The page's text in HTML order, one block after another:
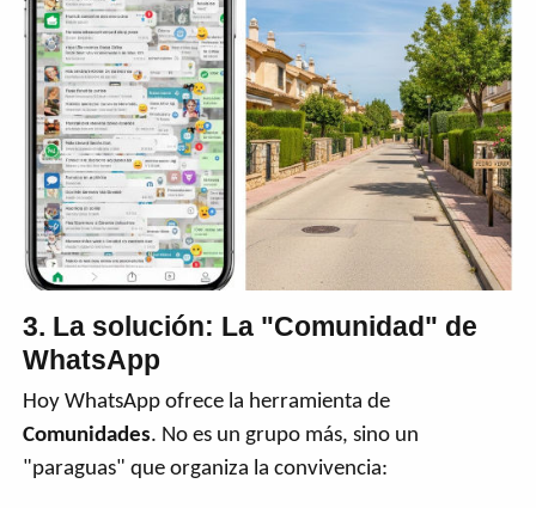
3. La solución: La "Comunidad" de
WhatsApp
Hoy WhatsApp ofrece la herramienta de
Comunidades. No es un grupo más, sino un
"paraguas" que organiza la convivencia: